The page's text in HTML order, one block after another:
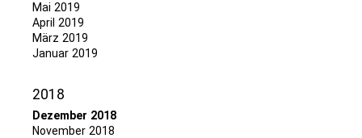
Mai 2019
April 2019
März 2019
Januar 2019
2018
Dezember 2018
November 2018